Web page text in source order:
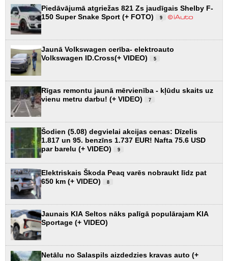
Piedāvājumā atgriežas 821 Zs jaudīgais Shelby F-
150 Super Snake Sport (+ FOTO)
9
Jaunā Volkswagen cerība- elektroauto
Volkswagen ID.Cross(+ VIDEO)
5
Rīgas remontu jaunā mērvienība - kļūdu skaits uz
vienu metru darbu! (+ VIDEO)
7
Šodien (5.08) degvielai akcijas cenas: Dīzelis
1.817 un 95. benzīns 1.737 EUR! Nafta 75.6 USD
par barelu (+ VIDEO)
9
Elektriskais Škoda Peaq varēs nobraukt līdz pat
650 km (+ VIDEO)
8
Jaunais KIA Seltos nāks palīgā populārajam KIA
Sportage (+ VIDEO)
Netālu no Salaspils aizdedzies kravas auto (+